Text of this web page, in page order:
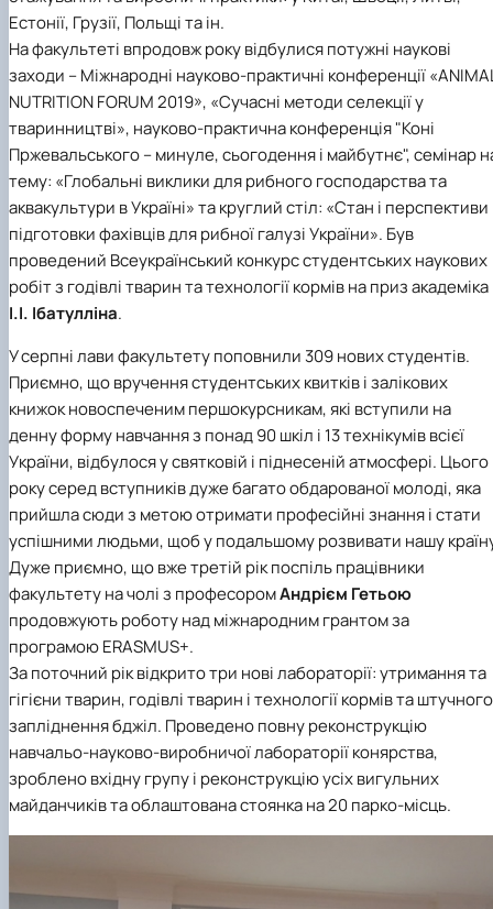
Естонії, Грузії, Польщі та ін.
На факультеті впродовж року відбулися потужні наукові
заходи – Міжнародні науково-практичні конференції
NUTRITION FORUM 2019», «Сучасні методи селекції у
тваринництві», науково-практична конференція "Коні
Пржевальського – минуле, сьогодення і майбутнє", семінар
тему: «Глобальні виклики для рибного господарства та
аквакультури в Україні» та круглий стіл: «Стан і перспективи
підготовки фахівців для рибної галузі України». Був
проведений Всеукраїнський конкурс студентських наукових
робіт з годівлі тварин та технології кормів на приз академіка
І.І. Ібатулліна.
У серпні лави факультету поповнили 309 нових студентів.
Приємно, що вручення студентських квитків і залікових
книжок новоспеченим першокурсникам, які вступили на
денну форму навчання з понад 90 шкіл і 13 технікумів всієї
України, відбулося у святковій і піднесеній атмосфері. Цього
року серед вступників дуже багато обдарованої молоді, яка
прийшла сюди з метою отримати професійні знання і стати
успішними людьми, щоб у подальшому розвивати нашу
Дуже приємно, що вже третій рік поспіль працівники
факультету на чолі з професоромАндрієм Гетьою
продовжують роботу над міжнародним грантом за
програмою ERASMUS+.
За поточний рік відкрито три нові лабораторії: утримання та
гігієни тварин, годівлі тварин і технології кормів та штучного
запліднення бджіл. Проведено повну реконструкцію
навчальо-науково-виробничої лабораторії конярства,
зроблено вхідну групу і реконструкцію усіх вигульних
майданчиків та облаштована стоянка на 20 парко-місць.